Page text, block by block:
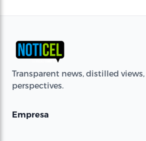
Transparent news, distilled
perspectives.
Empresa